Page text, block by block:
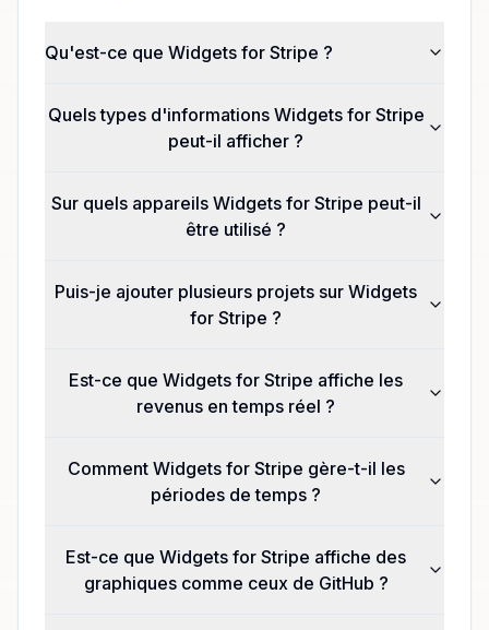
Qu'est-ce que Widgets for Stripe ?
Quels types d'informations Widgets for Stripe
peut-il afficher ?
Sur quels appareils Widgets for Stripe peut-il
être utilisé ?
Puis-je ajouter plusieurs projets sur Widgets
for Stripe ?
Est-ce que Widgets for Stripe affiche les
revenus en temps réel ?
Comment Widgets for Stripe gère-t-il les
périodes de temps ?
Est-ce que Widgets for Stripe affiche des
graphiques comme ceux de GitHub ?